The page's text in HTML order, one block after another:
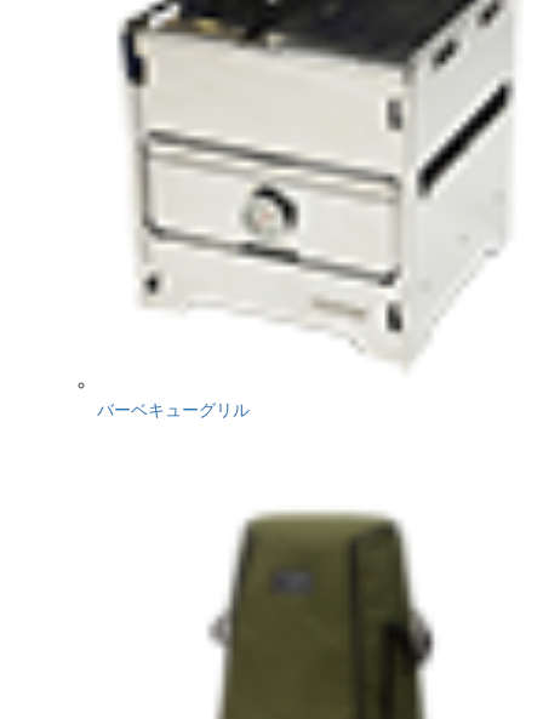
バーベキューグリル